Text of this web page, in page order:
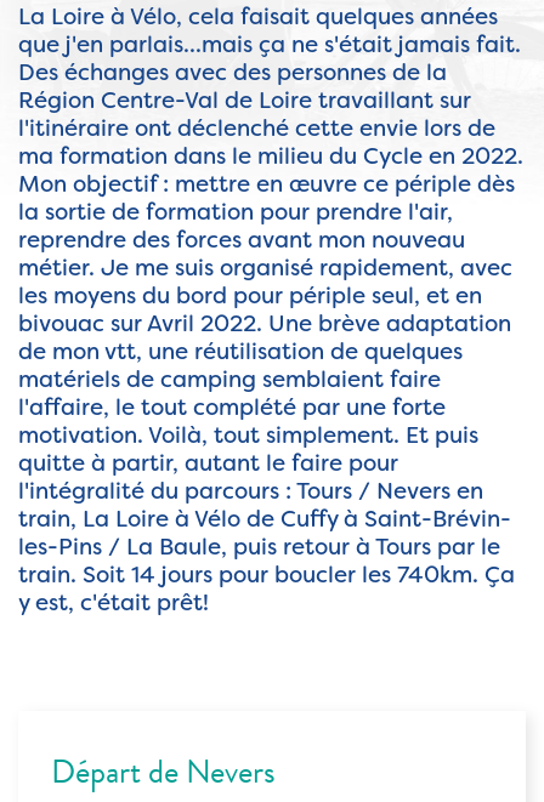
La Loire à Vélo, cela faisait quelques années
que j'en parlais...mais ça ne s'était jamais fait.
Des échanges avec des personnes de la
Région Centre-Val de Loire travaillant sur
l'itinéraire ont déclenché cette envie lors de
ma formation dans le milieu du Cycle en 2022.
Mon objectif : mettre en œuvre ce périple dès
la sortie de formation pour prendre l'air,
reprendre des forces avant mon nouveau
métier. Je me suis organisé rapidement, avec
les moyens du bord pour périple seul, et en
bivouac sur Avril 2022. Une brève adaptation
de mon vtt, une réutilisation de quelques
matériels de camping semblaient faire
l'affaire, le tout complété par une forte
motivation. Voilà, tout simplement. Et puis
quitte à partir, autant le faire pour
l'intégralité du parcours : Tours / Nevers en
train, La Loire à Vélo de Cuffy à Saint-Brévin-
les-Pins / La Baule, puis retour à Tours par le
train. Soit 14 jours pour boucler les 740km. Ça
y est, c'était prêt!
Départ de Nevers